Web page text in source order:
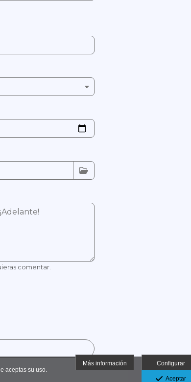
comentar.
aceptas su uso.
Más información Configurar
Aceptar